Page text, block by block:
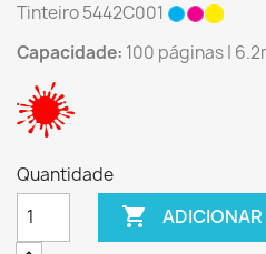
Tinteiro 5442C001
Capacidade: 100 páginas |
Quantidade
